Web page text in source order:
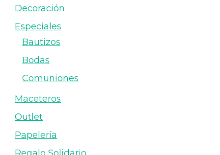
Decoración
Especiales
Bautizos
Bodas
Comuniones
Maceteros
Outlet
Papelería